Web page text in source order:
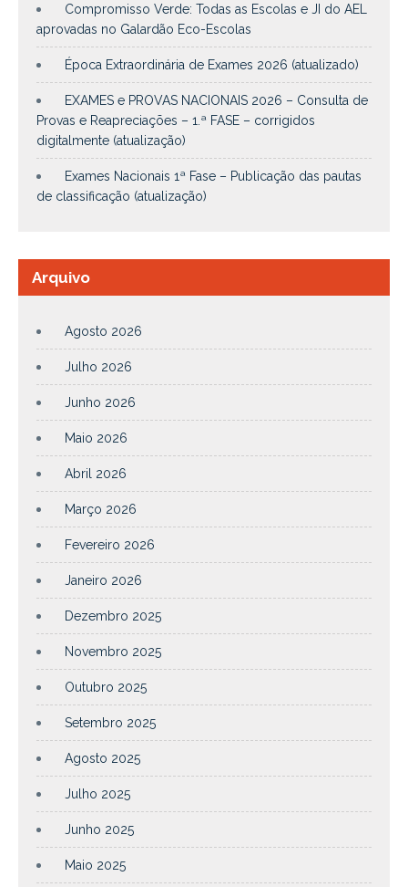
Compromisso Verde: Todas as Escolas e JI do AEL
aprovadas no Galardão Eco-Escolas
Época Extraordinária de Exames 2026 (atualizado)
EXAMES e PROVAS NACIONAIS 2026 – Consulta de
Provas e Reapreciações – 1.ª FASE – corrigidos
digitalmente (atualização)
Exames Nacionais 1ª Fase – Publicação das pautas
de classificação (atualização)
Arquivo
Agosto 2026
Julho 2026
Junho 2026
Maio 2026
Abril 2026
Março 2026
Fevereiro 2026
Janeiro 2026
Dezembro 2025
Novembro 2025
Outubro 2025
Setembro 2025
Agosto 2025
Julho 2025
Junho 2025
Maio 2025